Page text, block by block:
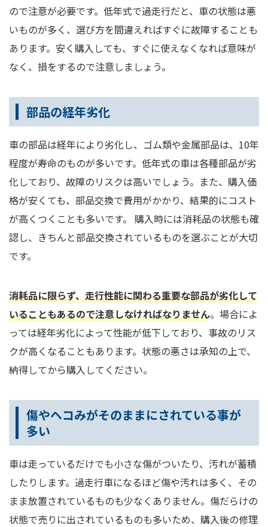
ので注意が必要です。低年式で過走行だと、車の状態は悪
いものが多く、選び方を間違えればすぐに故障することも
あります。安く購入しても、すぐに使えなくなれば意味が
なく、損をするので注意しましょう。
部品の経年劣化
車の部品は経年により劣化し、ゴム類や金属部品は、10年
程度が寿命のものが多いです。低年式の車は各種部品が劣
化しており、故障のリスクは高いでしょう。また、購入価
格が安くても、部品交換で費用がかかり、結果的にコスト
が高くつくことも多いです。 購入時には消耗品の状態も確
認し、きちんと部品交換されているものを選ぶことが大切
です。
消耗品に限らず、走行性能に関わる重要な部品が劣化して
いることもあるので注意しなければなりません。場合によ
っては経年劣化によって性能が低下しており、事故のリス
クが高くなることもあります。状態の悪さは承知の上で、
納得してから購入してください。
傷やヘコみがそのままにされている事が
多い
車は走っているだけでも小さな傷がついたり、汚れが蓄積
したりします。過走行車になるほど傷や汚れは多く、その
まま放置されているものも少なくありません。傷だらけの
状態で売りに出されているものも多いため、購入後の修理